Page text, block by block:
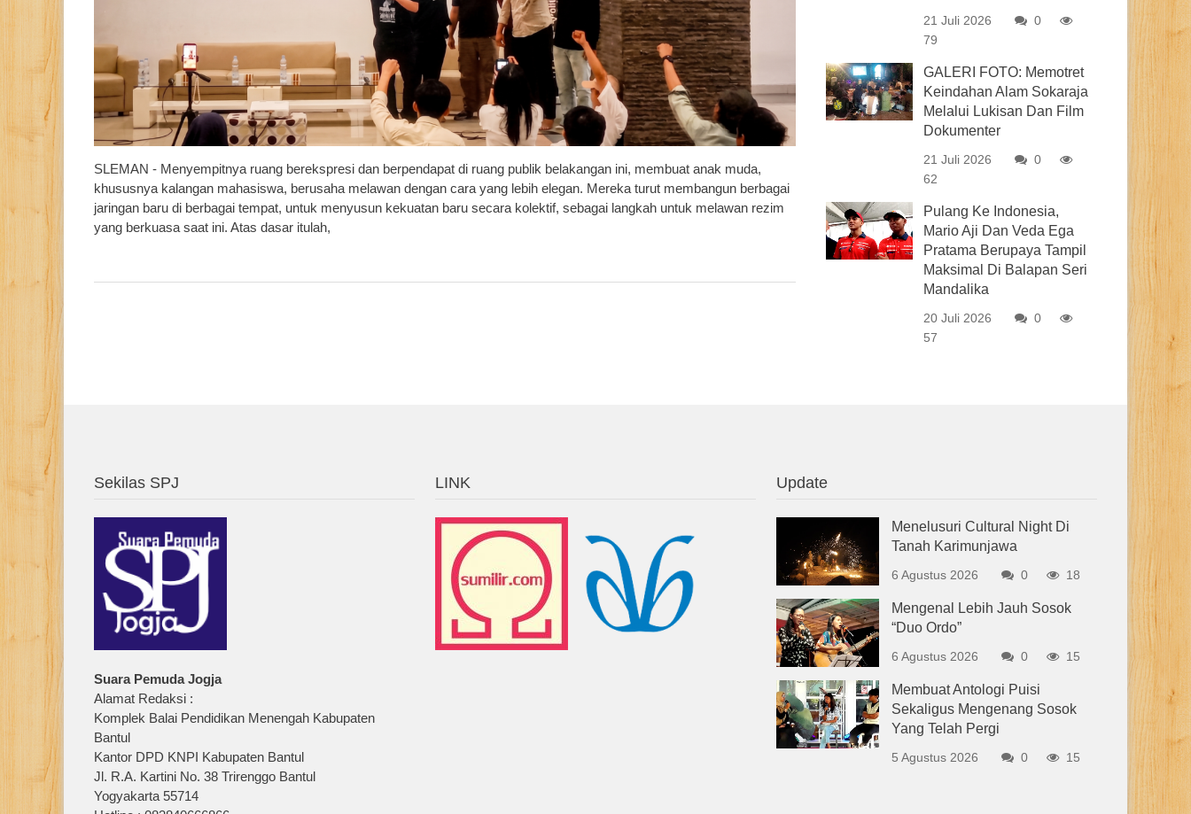
SLEMAN - Menyempitnya ruang berekspresi dan berpendapat di ruang publik belakangan ini, membuat anak muda,
khususnya kalangan mahasiswa, berusaha melawan dengan cara yang lebih elegan. Mereka turut membangun berbagai
jaringan baru di berbagai tempat, untuk menyusun kekuatan baru secara kolektif, sebagai langkah untuk melawan rezim
yang berkuasa saat ini. Atas dasar itulah,
21 Juli 2026
0
79
GALERI FOTO: Memotret
Keindahan Alam Sokaraja
Melalui Lukisan Dan Film
Dokumenter
21 Juli 2026
0
62
Pulang Ke Indonesia,
Mario Aji Dan Veda Ega
Pratama Berupaya Tampil
Maksimal Di Balapan Seri
Mandalika
20 Juli 2026
0
57
Sekilas SPJ
Suara Pemuda Jogja
Alamat Redaksi :
Komplek Balai Pendidikan Menengah Kabupaten
Bantul
Kantor DPD KNPI Kabupaten Bantul
Jl. R.A. Kartini No. 38 Trirenggo Bantul
Yogyakarta 55714
LINK Update
Menelusuri Cultural Night Di
Tanah Karimunjawa
6 Agustus 2026 0 18
Mengenal Lebih Jauh Sosok
“Duo Ordo”
6 Agustus 2026 0 15
Membuat Antologi Puisi
Sekaligus Mengenang Sosok
Yang Telah Pergi
5 Agustus 2026 0 15